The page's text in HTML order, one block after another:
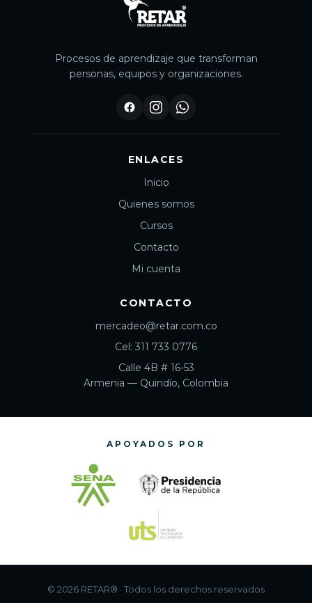
Procesos de aprendizaje que transforman
personas, equipos y organizaciones.
ENLACES
Inicio
Quienes somos
Cursos
Contacto
Mi cuenta
CONTACTO
mercadeo@retar.com.co
Cel: 311 733 0776
Calle 4B # 16-53
Armenia — Quindío, Colombia
APOYADOS POR
© 2026 RETAR® · Todos los derechos reservados